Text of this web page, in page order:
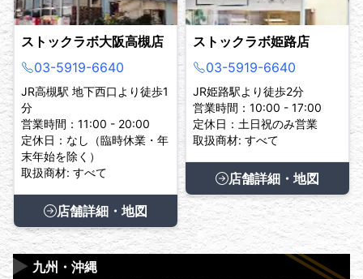
ストックラボ大阪高槻店
03-5919-6640
JR高槻駅 地下西口より徒歩1
分
営業時間：11:00 - 20:00
定休日：なし（臨時休業・年
末年始を除く）
取扱商材: すべて
店舗詳細・地図
ストックラボ姫路店
03-5919-6640
JR姫路駅より徒歩2分
営業時間：10:00 - 17:00
定休日：土日祝のみ営業
取扱商材: すべて
店舗詳細・地図
九州・沖縄
▶